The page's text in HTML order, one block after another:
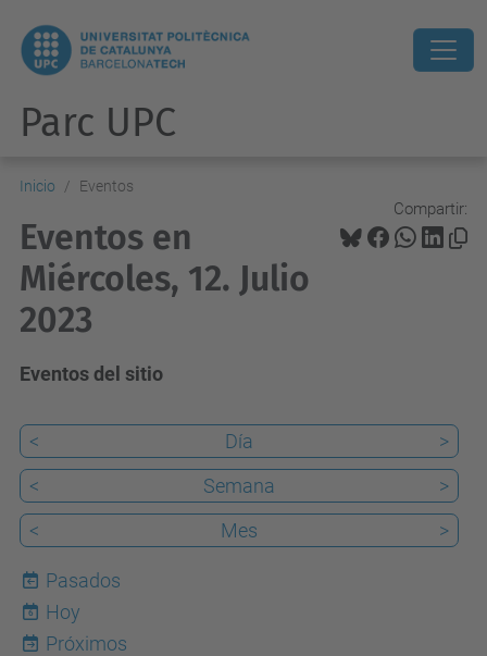
Parc UPC
Inicio Eventos
Compartir:
Eventos en
Miércoles, 12. Julio
2023
Eventos del sitio
< Día
>
<
Semana
>
<
Mes >
Pasados
6
Hoy
Próximos